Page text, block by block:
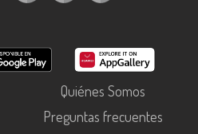
Quiénes Somos
Preguntas frecuentes